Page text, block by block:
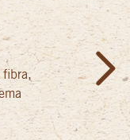
fibra,
Next